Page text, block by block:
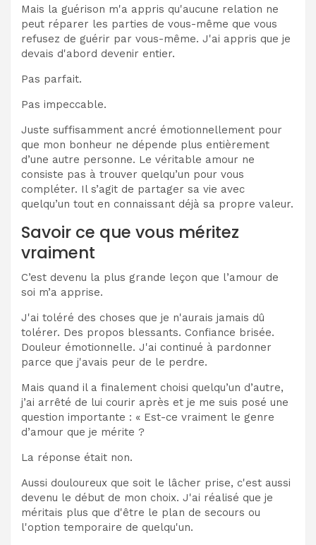
Mais la guérison m'a appris qu'aucune relation ne
peut réparer les parties de vous-même que vous
refusez de guérir par vous-même. J'ai appris que je
devais d'abord devenir entier.
Pas parfait.
Pas impeccable.
Juste suffisamment ancré émotionnellement pour
que mon bonheur ne dépende plus entièrement
d’une autre personne. Le véritable amour ne
consiste pas à trouver quelqu’un pour vous
compléter. Il s’agit de partager sa vie avec
quelqu’un tout en connaissant déjà sa propre valeur.
Savoir ce que vous méritez
vraiment
C’est devenu la plus grande leçon que l’amour de
soi m’a apprise.
J'ai toléré des choses que je n'aurais jamais dû
tolérer. Des propos blessants. Confiance brisée.
Douleur émotionnelle. J'ai continué à pardonner
parce que j'avais peur de le perdre.
Mais quand il a finalement choisi quelqu’un d’autre,
j’ai arrêté de lui courir après et je me suis posé une
question importante : « Est-ce vraiment le genre
d’amour que je mérite ?
La réponse était non.
Aussi douloureux que soit le lâcher prise, c'est aussi
devenu le début de mon choix. J'ai réalisé que je
méritais plus que d'être le plan de secours ou
l'option temporaire de quelqu'un.